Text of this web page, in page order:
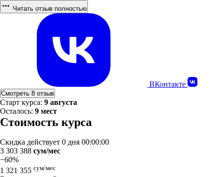
Читать отзыв полностью
ВКонтакте
Смотреть 8 отзыв
Старт курса: 9 августа
Осталось: 9 мест
Стоимость курса
Скидка действует 0 дня 00:00:00
3 303 388 сум/мес
−60%
1 321 355 сум/мес